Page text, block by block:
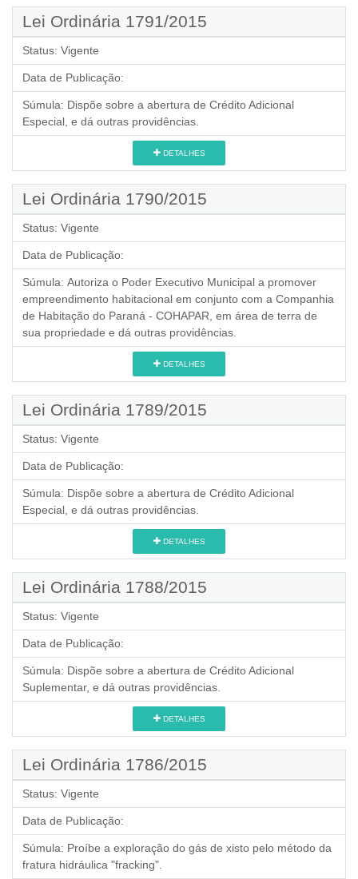
Lei Ordinária 1791/2015
Status: Vigente
Data de Publicação:
Súmula: Dispõe sobre a abertura de Crédito Adicional
Especial, e dá outras providências.
DETALHES
Lei Ordinária 1790/2015
Status: Vigente
Data de Publicação:
Súmula: Autoriza o Poder Executivo Municipal a promover
empreendimento habitacional em conjunto com a Companhia
de Habitação do Paraná - COHAPAR, em área de terra de
sua propriedade e dá outras providências.
DETALHES
Lei Ordinária 1789/2015
Status: Vigente
Data de Publicação:
Súmula: Dispõe sobre a abertura de Crédito Adicional
Especial, e dá outras providências.
DETALHES
Lei Ordinária 1788/2015
Status: Vigente
Data de Publicação:
Súmula: Dispõe sobre a abertura de Crédito Adicional
Suplementar, e dá outras providências.
DETALHES
Lei Ordinária 1786/2015
Status: Vigente
Data de Publicação:
Súmula: Proíbe a exploração do gás de xisto pelo método da
fratura hidráulica "fracking".